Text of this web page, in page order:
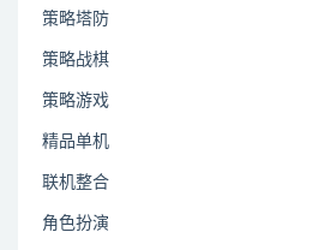
策略塔防
策略战棋
策略游戏
精品单机
联机整合
角色扮演